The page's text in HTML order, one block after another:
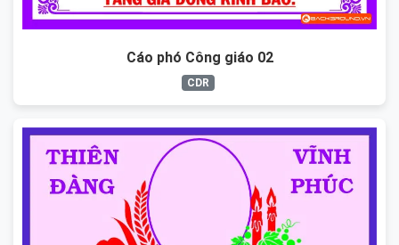
Cáo phó Công giáo 02
CDR